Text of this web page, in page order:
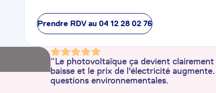
Prendre RDV au 04 12 28 02 76
“Le photovoltaïque ça devient
baisse et le prix de l'électricité
questions environnementales.